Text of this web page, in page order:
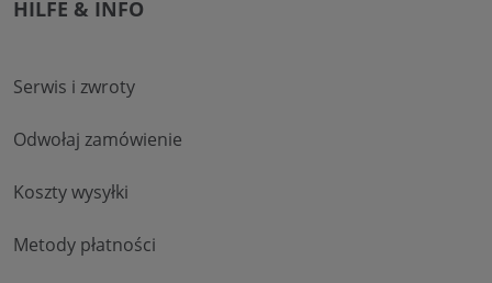
HILFE & INFO
Serwis i zwroty
Odwołaj zamówienie
Koszty wysyłki
Metody płatności